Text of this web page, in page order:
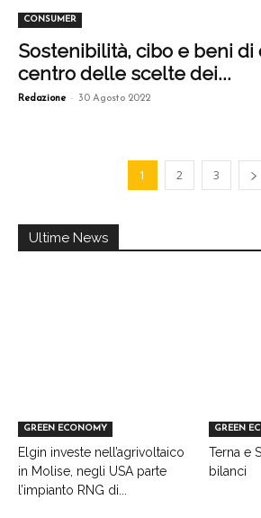
CONSUMER
Sostenibilità, cibo e beni di
centro delle scelte dei...
Redazione - 30 Agosto 2022
1 2 3
Ultime News
GREEN ECONOMY
Elgin investe nell’agrivoltaico
in Molise, negli USA parte
l’impianto RNG di...
GREEN
Terna e
bilanci